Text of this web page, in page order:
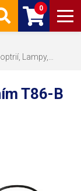
0
Lampy,
T86-B